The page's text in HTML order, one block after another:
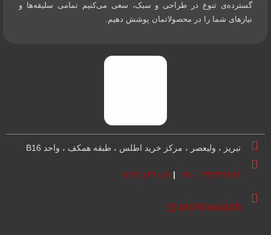
گسترده‌ی تنوع در طراحی و سبک، سعی می‌کنیم تمامی سلیقه‌ها و
نیازهای شما را در محصولاتمان پوشش دهیم.
تبریز ، ولیعصر ، مرکز خرید اطلس ، طبقه همکف ، واحد B16
۳۳۲۴۹۶۷۲ – ۰۴۱ | ۰۹۱۴۱۱۴۹۰۸۹
afshinwatch@